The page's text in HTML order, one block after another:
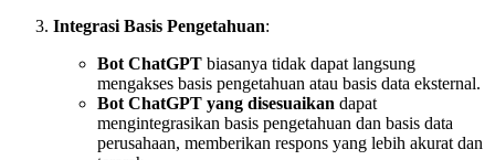
Integrasi Basis Pengetahuan:
Bot ChatGPT biasanya tidak dapat langsung
mengakses basis pengetahuan atau basis data eksternal.
Bot ChatGPT yang disesuaikan dapat
mengintegrasikan basis pengetahuan dan basis data
perusahaan, memberikan respons yang lebih akurat dan